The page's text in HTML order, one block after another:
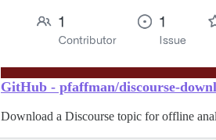
GitHub - pfaffman/discourse-
Download a Discourse topic for offline